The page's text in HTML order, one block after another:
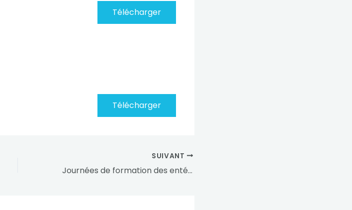
Télécharger
Télécharger
SUIVANT
Journées de formation des entérostoma-thérapeutes